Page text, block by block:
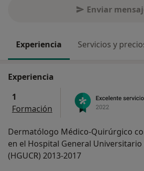
Enviar
Experiencia Servicios y
Experiencia
1
Formación
Dermatólogo Médico-Quirúrgico
en el Hospital General Universitario
(HGUCR) 2013-2017